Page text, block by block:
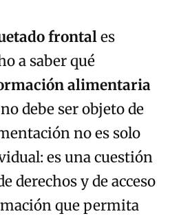
frontales
a saber qué
alimentaria
no debe ser objeto de
no es solo
es una cuestión
derechos y de acceso
que permita